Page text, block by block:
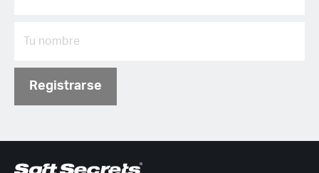
Registrarse